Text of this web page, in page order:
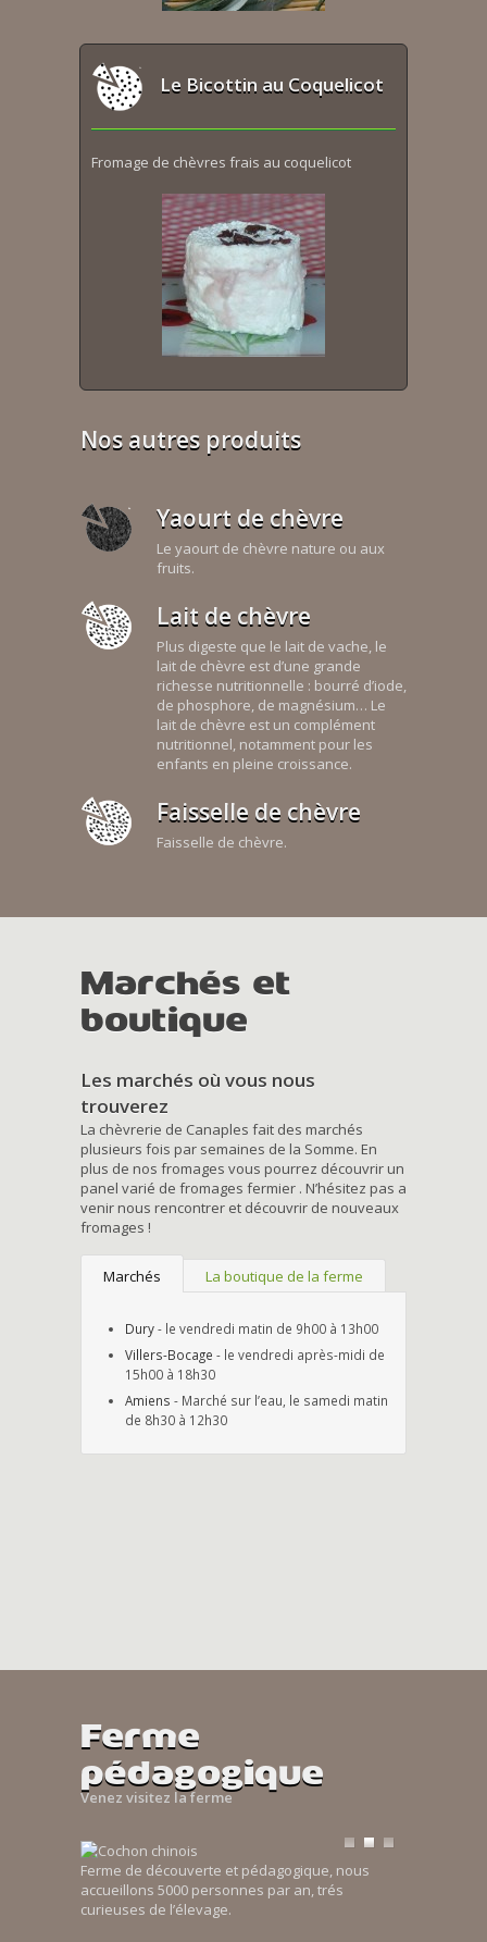
Le Bicottin au Coquelicot
Fromage de chèvres frais au coquelicot
Nos autres produits
Yaourt de chèvre
Le yaourt de chèvre nature ou aux
fruits.
Lait de chèvre
Plus digeste que le lait de vache, le
lait de chèvre est d’une grande
richesse nutritionnelle : bourré d’iode,
de phosphore, de magnésium… Le
lait de chèvre est un complément
nutritionnel, notamment pour les
enfants en pleine croissance.
Faisselle de chèvre
Faisselle de chèvre.
Marchés et
boutique
Les marchés où vous nous
trouverez
La chèvrerie de Canaples fait des marchés
plusieurs fois par semaines de la Somme. En
plus de nos fromages vous pourrez découvrir un
panel varié de fromages fermier . N’hésitez pas a
venir nous rencontrer et découvrir de nouveaux
fromages !
Marchés La boutique de la ferme
Dury- le vendredi matin de 9h00 à 13h00
Villers-Bocage - le vendredi après-midi de
15h00 à 18h30
Amiens - Marché sur l’eau, le samedi matin
de 8h30 à 12h30
Ferme
pédagogique
Venez visitez la ferme
Ferme de découverte et pédagogique, nous
accueillons 5000 personnes par an, trés
curieuses de l’élevage.